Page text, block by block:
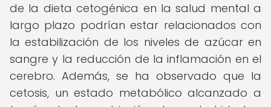
de la dieta cetogénica en la salud mental a
largo plazo podrían estar relacionados con
la estabilización de los niveles de azúcar en
sangre y la reducción de la inflamación en el
cerebro. Además, se ha observado que la
cetosis, un estado metabólico alcanzado a